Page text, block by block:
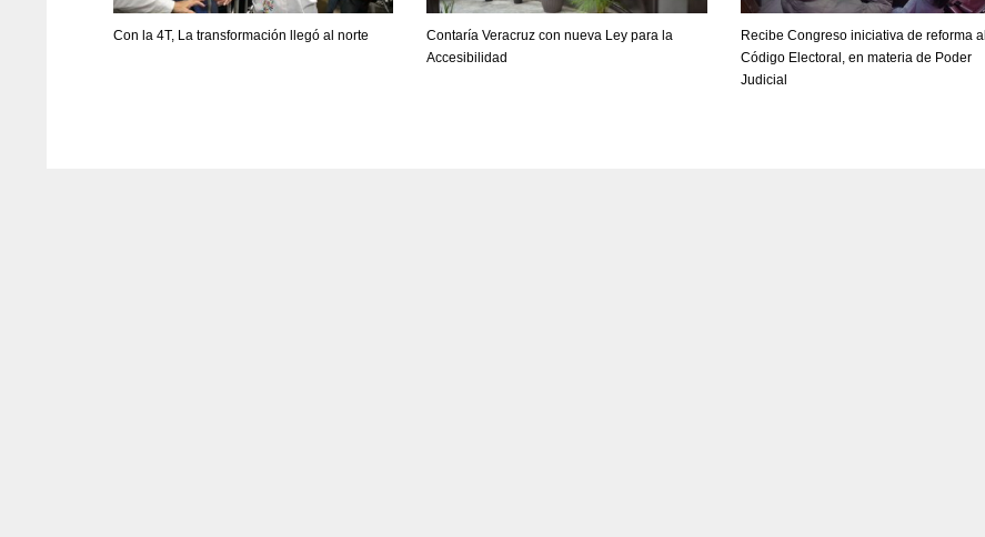
Con la 4T, La transformación llegó al norte
Contaría Veracruz con nueva Ley para la
Accesibilidad
Recibe Congreso iniciativa de reforma al
Código Electoral, en materia de Poder
Judicial